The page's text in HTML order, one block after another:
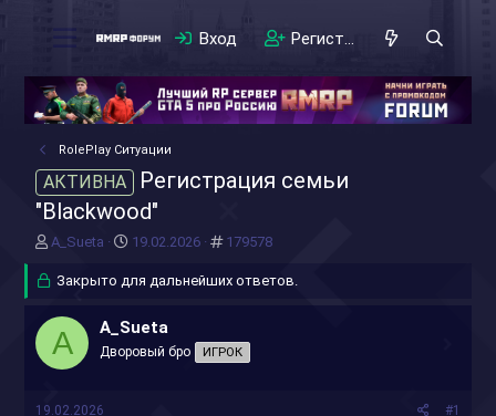
Вход Регистрация
RolePlay Ситуации
АКТИВНА
Регистрация семьи
"Blackwood"
А
т
р
т
A_Sueta
Д
т
н
ч
19.02.2026 #179578
Закрыто для дальнейших ответов.
A A_Sueta
Дворовый бро ИГРОК
19.02.2026 #1